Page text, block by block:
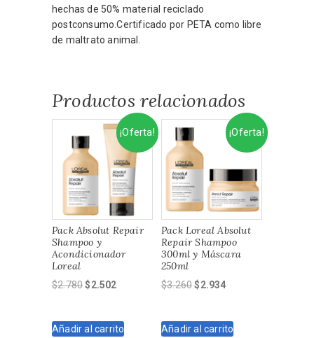
hechas de 50% material reciclado
postconsumo.Certificado por PETA como libre
de maltrato animal.
Productos relacionados
¡Oferta!
Pack Absolut Repair
Shampoo y
Acondicionador
Loreal
$2.780El
era:
$2.502
es:
Añadir al carrito
¡Oferta!
Pack Loreal Absolut
Repair Shampoo
300ml y Máscara
250ml
$3.260El
era:
$2.934El
es:
Añadir al carrito